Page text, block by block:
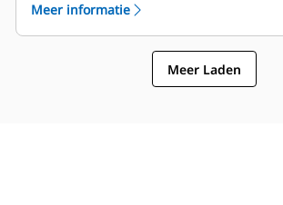
Op de MP332 kunnen de volgende
worden gemonteerd:
Meer informatie
Meer Laden